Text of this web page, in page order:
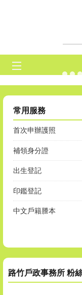
反
顯
示
圖
假
預
結
婚
常用服務
首次申辦護照
補領身分證
出生登記
印鑑登記
中文戶籍謄本
路竹戶政事務所 粉